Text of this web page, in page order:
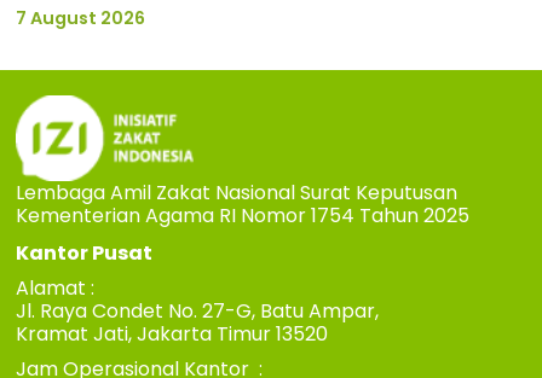
7 August 2026
Lembaga Amil Zakat Nasional Surat Keputusan
Kementerian Agama RI Nomor 1754 Tahun 2025
Kantor Pusat
Alamat :
Jl. Raya Condet No. 27-G, Batu Ampar,
Kramat Jati, Jakarta Timur 13520
Jam Operasional Kantor :